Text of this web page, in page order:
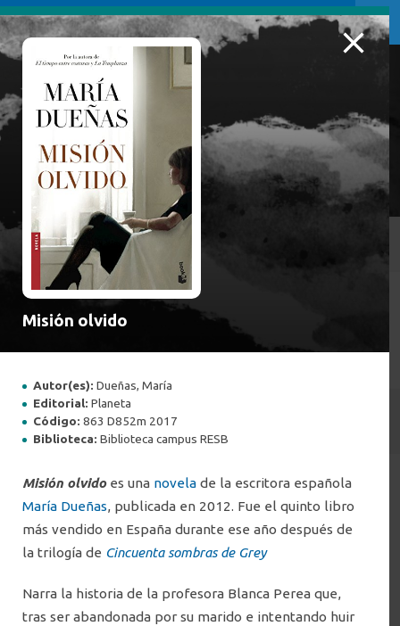
NOVEDADES BIBLIOGRÁFICAS
Inicio /
Filtrar por ciudad
Misión olvido
Autor(es): Dueñas, María
Editorial: Planeta
Código: 863 D852m 2017
Biblioteca: Biblioteca campus RESB
Misión olvidoes una novela de la escritora española
María Dueñas, publicada en 2012. Fue el quinto libro
más vendido en España durante ese año después de
la trilogía de Cincuenta sombras de Grey
Narra la historia de la profesora Blanca Perea que,
tras ser abandonada por su marido e intentando huir